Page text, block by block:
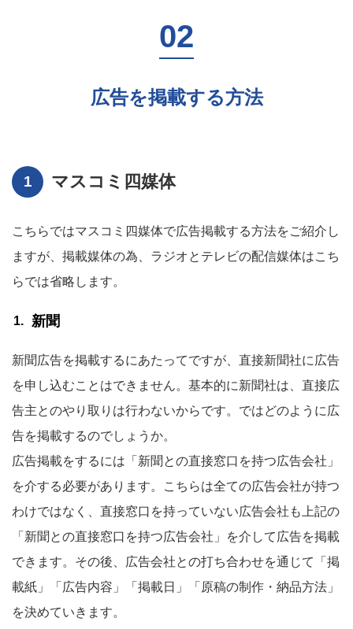
広告を掲載する方法
マスコミ四媒体
こちらではマスコミ四媒体で広告掲載する方法をご紹介し
ますが、掲載媒体の為、ラジオとテレビの配信媒体はこち
らでは省略します。
新聞
新聞広告を掲載するにあたってですが、直接新聞社に広告
を申し込むことはできません。基本的に新聞社は、直接広
告主とのやり取りは行わないからです。ではどのように広
告を掲載するのでしょうか。
広告掲載をするには「新聞との直接窓口を持つ広告会社」
を介する必要があります。こちらは全ての広告会社が持つ
わけではなく、直接窓口を持っていない広告会社も上記の
「新聞との直接窓口を持つ広告会社」を介して広告を掲載
できます。その後、広告会社との打ち合わせを通じて「掲
載紙」「広告内容」「掲載日」「原稿の制作・納品方法」
を決めていきます。